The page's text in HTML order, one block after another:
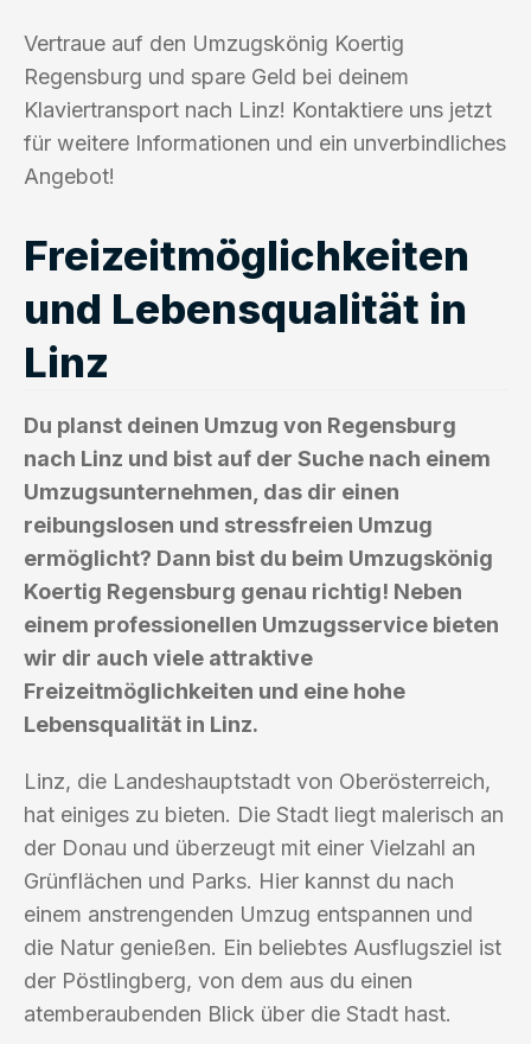
Vertraue auf den Umzugskönig Koertig
Regensburg und spare Geld bei deinem
Klaviertransport nach Linz! Kontaktiere uns jetzt
für weitere Informationen und ein unverbindliches
Angebot!
Freizeitmöglichkeiten
und Lebensqualität in
Linz
Du planst deinen Umzug von Regensburg
nach Linz und bist auf der Suche nach einem
Umzugsunternehmen, das dir einen
reibungslosen und stressfreien Umzug
ermöglicht? Dann bist du beim Umzugskönig
Koertig Regensburg genau richtig! Neben
einem professionellen Umzugsservice bieten
wir dir auch viele attraktive
Freizeitmöglichkeiten und eine hohe
Lebensqualität in Linz.
Linz, die Landeshauptstadt von Oberösterreich,
hat einiges zu bieten. Die Stadt liegt malerisch an
der Donau und überzeugt mit einer Vielzahl an
Grünflächen und Parks. Hier kannst du nach
einem anstrengenden Umzug entspannen und
die Natur genießen. Ein beliebtes Ausflugsziel ist
der Pöstlingberg, von dem aus du einen
atemberaubenden Blick über die Stadt hast.